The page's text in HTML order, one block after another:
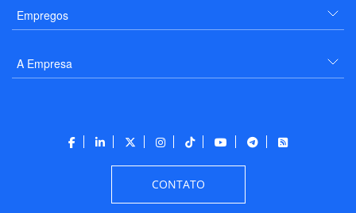
Empregos
A Empresa
CONTATO